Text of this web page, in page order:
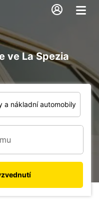
ve La Spezia
a nákladní automobily